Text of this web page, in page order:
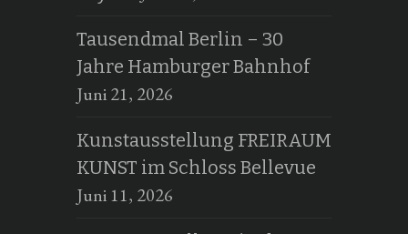
Tausendmal Berlin – 30
Jahre Hamburger Bahnhof
Juni 21, 2026
Kunstausstellung FREIRAUM
KUNST im Schloss Bellevue
Juni 11, 2026